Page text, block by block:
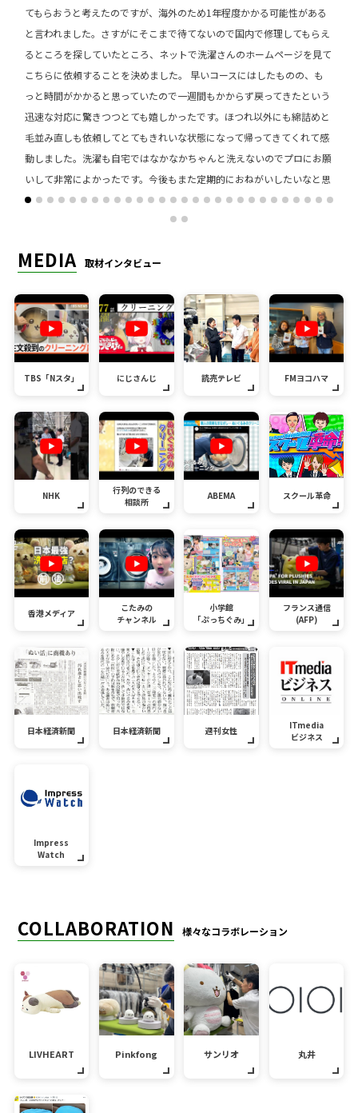
てもらおうと考えたのですが、海外のため1年程度かかる可能性がある
と言われました。さすがにそこまで待てないので国内で修理してもらえ
るところを探していたところ、ネットで洗濯さんのホームページを見て
こちらに依頼することを決めました。 早いコースにはしたものの、も
っと時間がかかると思っていたので一週間もかからず戻ってきたという
迅速な対応に驚きつつとても嬉しかったです。ほつれ以外にも綿詰めと
毛並み直しも依頼してとてもきれいな状態になって帰ってきてくれて感
動しました。洗濯も自宅ではなかなかちゃんと洗えないのでプロにお願
いして非常によかったです。今後もまた定期的におねがいしたいなと思
います。ありがとうございました。
MEDIA 取材インタビュー
TBS「Nスタ」 にじさんじ 読売テレビ FMヨコハマ
NHK
行列のできる
相談所
ABEMA スクール革命
香港メディア
こたみの
チャンネル
小学館
「ぷっちぐみ」
フランス通信
(AFP)
日本経済新聞 日本経済新聞 週刊女性
ITmedia
ビジネス
Impress
Watch
COLLABORATION 様々なコラボレーション
LIVHEART Pinkfong サンリオ 丸井